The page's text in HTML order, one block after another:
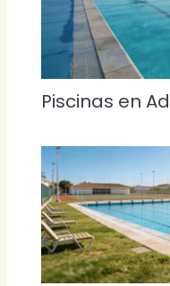
Piscinas en